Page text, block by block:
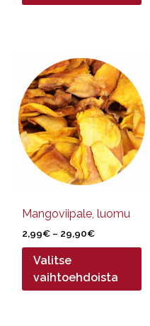
Mangoviipale, luomu
2,99€ – 29,90€Hintaluokka:
2,99€
29,90€
Valitse
vaihtoehdoista
tuotteella
useampi
muunnelma.
Voit
tehdä
valinnat
sivulla.